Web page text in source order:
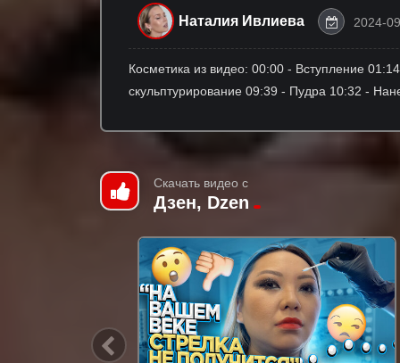
Наталия Ивлиева 2024-
Косметика из видео: 00:00 - Вступление
скульптурирование 09:39 - Пудра 10:32 -
Скачать видео с
Дзен, Dzen